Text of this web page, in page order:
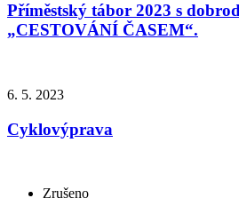
Příměstský tábor 2023 s
„CESTOVÁNÍ ČASEM“.
6. 5. 2023
Cyklovýprava
Zrušeno